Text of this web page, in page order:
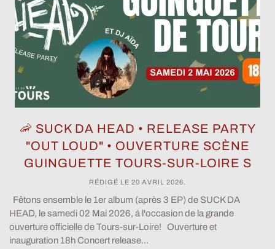
🦐 SUCK DA HEAD • RELEASE PARTY
"OUT LOUD" • OUVERTURE SCÈNE
GUINGUETTE TOURS-SUR-LOIRE S
RÉDIGÉ LE 20 AVRIL 2026
Fêtons ensemble le 1er album (après 3 EP) de SUCK DA
HEAD, le samedi 02 Mai 2026, á l'occasion de la grande
ouverture officielle de Tours-sur-Loire! Ouverture et
inauguration 18h Concert release...